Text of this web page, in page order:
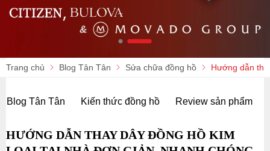
Trang chủ Blog Tân Tân Sửa chữa đồng hồ Hướng dẫn
Blog Tân Tân Kiến thức đồng hồ Review sản phẩm
HƯỚNG DẪN THAY DÂY ĐỒNG HỒ KIM